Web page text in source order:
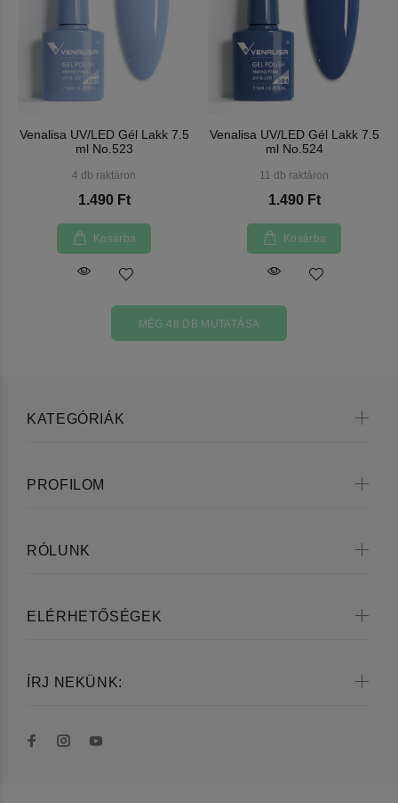
Venalisa UV/LED Gél Lakk 7.5
ml No.523
4 db raktáron
1.490 Ft
Kosárba
Venalisa UV/LED Gél Lakk 7.5
ml No.524
11 db raktáron
1.490 Ft
Kosárba
MÉG 48 DB MUTATÁSA
KATEGÓRIÁK
PROFILOM
RÓLUNK
ELÉRHETŐSÉGEK
ÍRJ NEKÜNK: